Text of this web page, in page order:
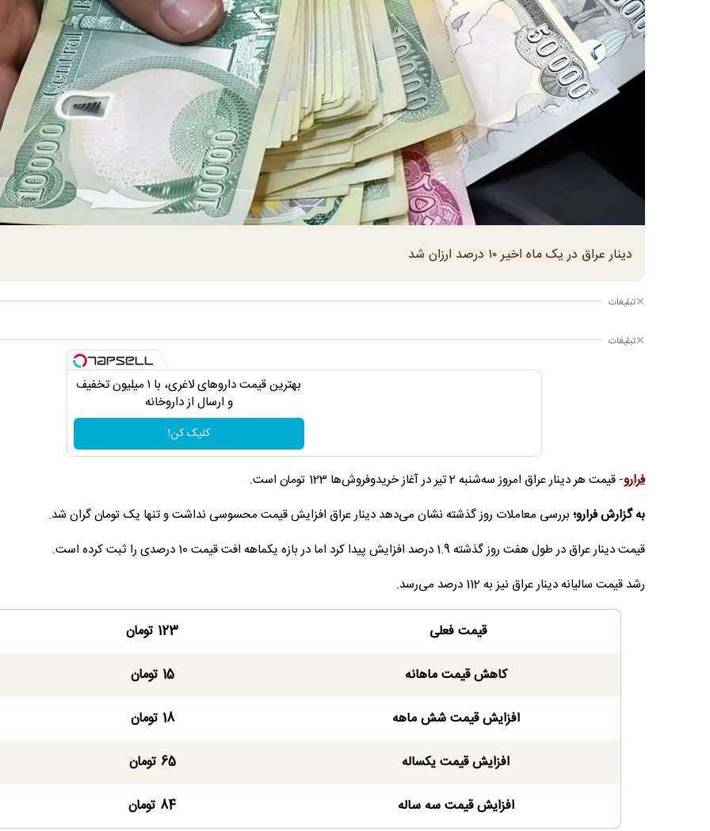
دینار عراق در یک ماه اخیر ۱۰ درصد ارزان شد
تبلیغات
تبلیغات
بهترین قیمت داروهای لاغری، با ۱ میلیون تخفیف
و ارسال از داروخانه‌
کلیک کن!
فرارو- قیمت هر دینار عراق امروز سه‌شنبه 2 تیر در آغاز خریدوفروش‌ها 123 تومان است.
به گزارش فرارو؛بررسی معاملات روز گذشته نشان می‌دهد دینار عراق افزایش قیمت محسوسی نداشت و تنها یک تومان گران شد.
قیمت دینار عراق در طول هفت روز گذشته 1.9 درصد افزایش پیدا کرد اما در بازه یکماهه افت قیمت 10 درصدی را ثبت کرده است.
رشد قیمت سالیانه دینار عراق نیز به 112 درصد می‌رسد.
قیمت فعلی 123 تومان
کاهش قیمت ماهانه 15 تومان
افزایش قیمت شش ماهه 18 تومان
افزایش قیمت یکساله 65 تومان
افزایش قیمت سه ساله 84 تومان